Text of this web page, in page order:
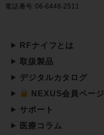
電話番号:06-6448-2511
RFナイフとは
取扱製品
デジタルカタログ
NEXUS会員ページ
サポート
医療コラム